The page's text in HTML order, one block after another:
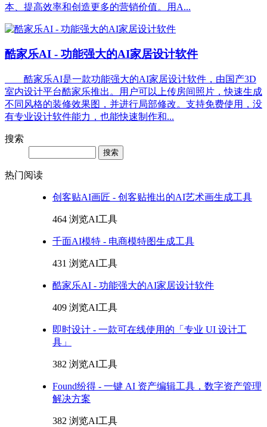
本、提高效率和创造更多的营销价值。用A...
酷家乐AI - 功能强大的AI家居设计软件
酷家乐AI是一款功能强大的AI家居设计软件，由国产3D
室内设计平台酷家乐推出。用户可以上传房间照片，快速生成
不同风格的装修效果图，并进行局部修改。支持免费使用，没
有专业设计软件能力，也能快速制作和...
搜索
热门阅读
创客贴AI画匠 - 创客贴推出的AI艺术画生成工具
464 浏览AI工具
千面AI模特 - 电商模特图生成工具
431 浏览AI工具
酷家乐AI - 功能强大的AI家居设计软件
409 浏览AI工具
即时设计 - 一款可在线使用的「专业 UI 设计工
具」
382 浏览AI工具
Found纷得 - 一键 AI 资产编辑工具，数字资产管理
解决方案
382 浏览AI工具